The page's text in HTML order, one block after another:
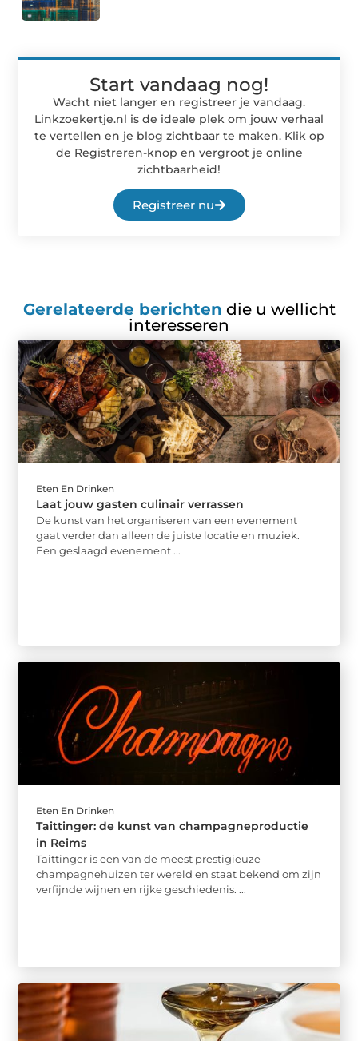
Start vandaag nog!
Wacht niet langer en registreer je vandaag.
Linkzoekertje.nl is de ideale plek om jouw verhaal
te vertellen en je blog zichtbaar te maken. Klik op
de Registreren-knop en vergroot je online
zichtbaarheid!
Registreer nu
Gerelateerde berichten die u wellicht
interesseren
Eten En Drinken
Laat jouw gasten culinair verrassen
De kunst van het organiseren van een evenement
gaat verder dan alleen de juiste locatie en muziek.
Een geslaagd evenement ...
Eten En Drinken
Taittinger: de kunst van champagneproductie
in Reims
Taittinger is een van de meest prestigieuze
champagnehuizen ter wereld en staat bekend om zijn
verfijnde wijnen en rijke geschiedenis. ...